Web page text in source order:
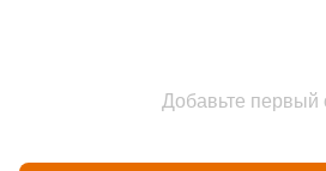
Добавьте первый